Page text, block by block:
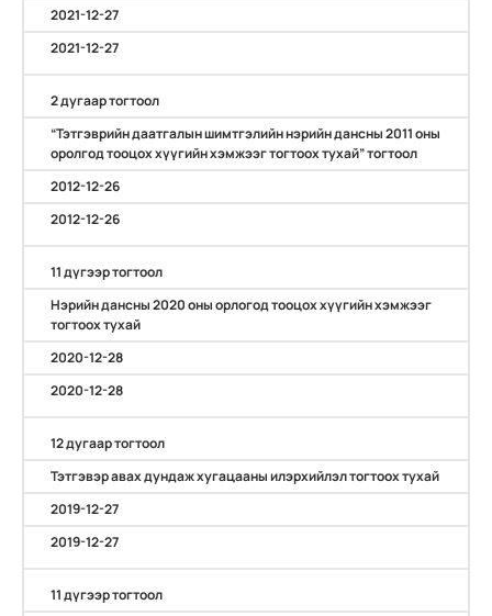
2021-12-27
2021-12-27
2 дугаар тогтоол
“Тэтгэврийн даатгалын шимтгэлийн нэрийн дансны 2011 оны
оролгод тооцох хүүгийн хэмжээг тогтоох тухай” тогтоол
2012-12-26
2012-12-26
11 дүгээр тогтоол
Нэрийн дансны 2020 оны орлогод тооцох хүүгийн хэмжээг
тогтоох тухай
2020-12-28
2020-12-28
12 дугаар тогтоол
Тэтгэвэр авах дундаж хугацааны илэрхийлэл тогтоох тухай
2019-12-27
2019-12-27
11 дүгээр тогтоол